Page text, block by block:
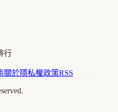
行
關於隱私權政策RSS